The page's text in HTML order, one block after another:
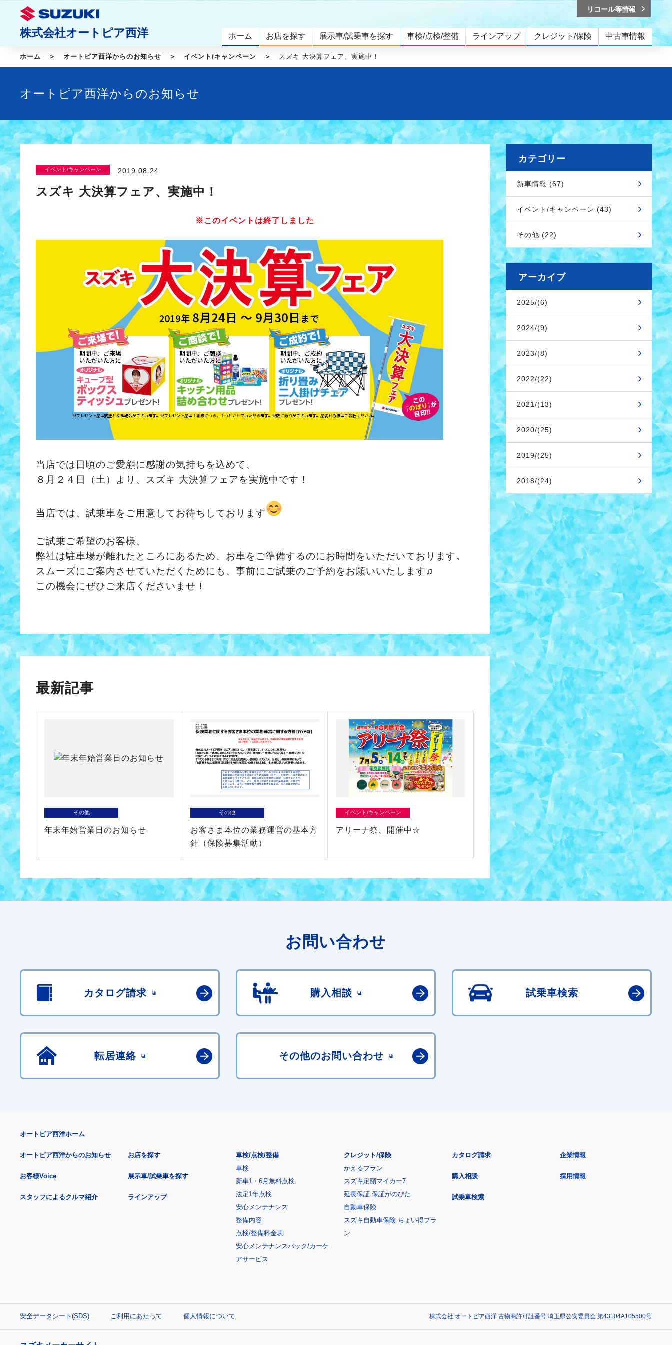
株式会社オートピア西洋 ホーム お店を探す 展示車/試乗車を探す 車検/点検/整備 ラインアップ クレジット/保険 中古車情報
リコール等情報
ホーム オートピア西洋からのお知らせ イベント/キャンペーン スズキ 大決算フェア、実施中！
オートピア西洋からのお知らせ
イベント/キャンペーン 2019.08.24
スズキ 大決算フェア、実施中！
※このイベントは終了しました
当店では日頃のご愛顧に感謝の気持ちを込めて、
８月２４日（土）より、スズキ 大決算フェアを実施中です！
当店では、試乗車をご用意してお待ちしております
ご試乗ご希望のお客様、
弊社は駐車場が離れたところにあるため、お車をご準備するのにお時間をいただいております。
スムーズにご案内させていただくためにも、事前にご試乗のご予約をお願いいたします♫
この機会にぜひご来店くださいませ！
最新記事
その他
年末年始営業日のお知らせ
その他
お客さま本位の業務運営の基本方
針（保険募集活動）
イベント/キャンペーン
アリーナ祭、開催中☆
カテゴリー
新車情報 (67)
イベント/キャンペーン (43)
その他 (22)
アーカイブ
2025/(6)
2024/(9)
2023/(8)
2022/(22)
2021/(13)
2020/(25)
2019/(25)
2018/(24)
お問い合わせ
カタログ請求 購入相談 試乗車検索
転居連絡 その他のお問い合わせ
オートピア西洋ホーム
オートピア西洋からのお知らせ
お客様Voice
スタッフによるクルマ紹介
お店を探す
展示車/試乗車を探す
ラインアップ
車検/点検/整備
車検
新車1・6月無料点検
法定1年点検
安心メンテナンス
整備内容
点検/整備料金表
安心メンテナンスパック/カーケ
アサービス
クレジット/保険
かえるプラン
スズキ定額マイカー7
延長保証 保証がのびた
自動車保険
スズキ自動車保険 ちょい得プラ
ン
カタログ請求
購入相談
試乗車検索
企業情報
採用情報
安全データシート(SDS) ご利用にあたって 個人情報について 株式会社 オートピア西洋 古物商許可証番号 埼玉県公安委員会 第43104A105500号